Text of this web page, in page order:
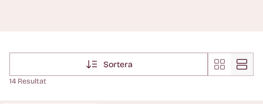
Sortera
14 Resultat